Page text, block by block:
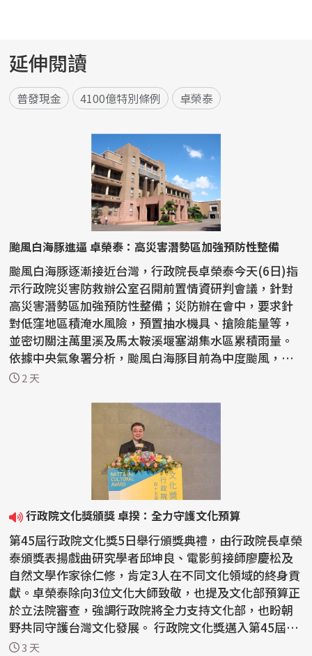
延伸閱讀
普發現金 4100億特別條例 卓榮泰
颱風白海豚進逼 卓榮泰：高災害潛勢區加強預防性整備
颱風白海豚逐漸接近台灣，行政院長卓榮泰今天(6日)指
示行政院災害防救辦公室召開前置情資研判會議，針對
高災害潛勢區加強預防性整備；災防辦在會中，要求針
對低窪地區積淹水風險，預置抽水機具、搶險能量等，
並密切關注萬里溪及馬太鞍溪堰塞湖集水區累積雨量。
依據中央氣象署分析，颱風白海豚目前為中度颱風，預
計7日...
2 天
行政院文化獎頒獎 卓揆：全力守護文化預算
第45屆行政院文化獎5日舉行頒獎典禮，由行政院長卓榮
泰頒獎表揚戲曲研究學者邱坤良、電影剪接師廖慶松及
自然文學作家徐仁修，肯定3人在不同文化領域的終身貢
獻。卓榮泰除向3位文化大師致敬，也提及文化部預算正
於立法院審查，強調行政院將全力支持文化部，也盼朝
野共同守護台灣文化發展。 行政院文化獎邁入第45屆，
今...3 天